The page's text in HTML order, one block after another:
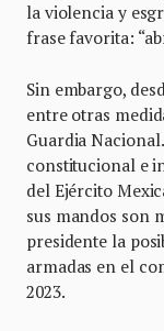
la violencia y
frase favorita:
Sin embargo,
entre otras
Guardia
constitucional e
del Ejército
sus mandos son
presidente la
armadas en el
2023.